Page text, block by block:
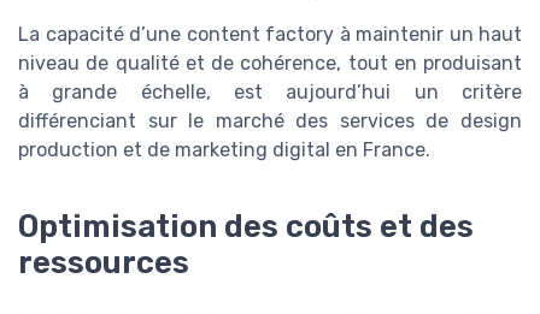
La capacité d’une content factory à maintenir un haut
niveau de qualité et de cohérence, tout en produisant
à grande échelle, est aujourd’hui un critère
différenciant sur le marché des services de design
production et de marketing digital en France.
Optimisation des coûts et des
ressources